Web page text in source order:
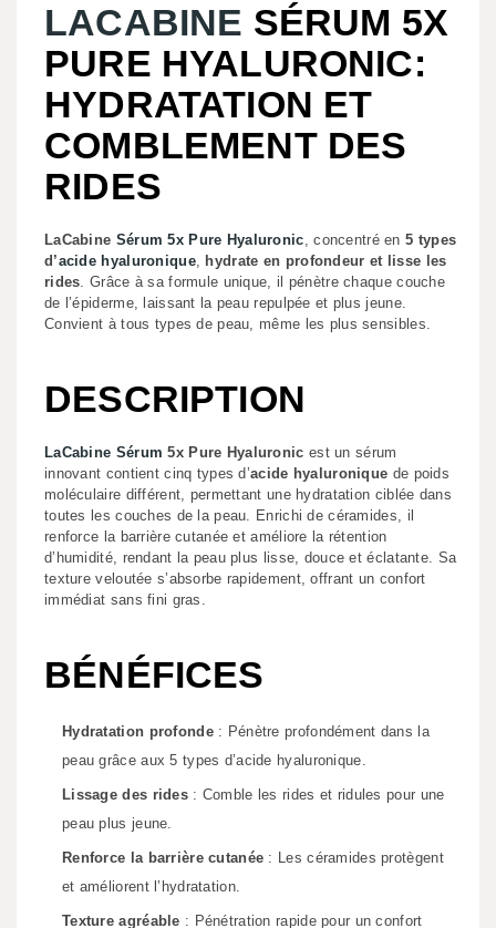
LACABINE SÉRUM 5X
PURE HYALURONIC:
HYDRATATION ET
COMBLEMENT DES
RIDES
LaCabine Sérum 5x Pure Hyaluronic, concentré en5 types
d’acide hyaluronique, hydrate en profondeur et lisse les
rides. Grâce à sa formule unique, il pénètre chaque couche
de l’épiderme, laissant la peau repulpée et plus jeune.
Convient à tous types de peau, même les plus sensibles.
DESCRIPTION
LaCabine Sérum 5x Pure Hyaluronic est un sérum
innovant contient cinq types d’acide hyaluronique de poids
moléculaire différent, permettant une hydratation ciblée dans
toutes les couches de la peau. Enrichi de céramides, il
renforce la barrière cutanée et améliore la rétention
d’humidité, rendant la peau plus lisse, douce et éclatante. Sa
texture veloutée s’absorbe rapidement, offrant un confort
immédiat sans fini gras.
BÉNÉFICES
Hydratation profonde: Pénètre profondément dans la
peau grâce aux 5 types d’acide hyaluronique.
Lissage des rides: Comble les rides et ridules pour une
peau plus jeune.
Renforce la barrière cutanée : Les céramides protègent
et améliorent l’hydratation.
Texture agréable : Pénétration rapide pour un confort